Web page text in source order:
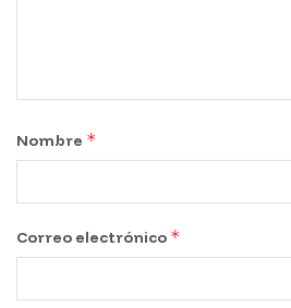
Nombre *
Correo electrónico *